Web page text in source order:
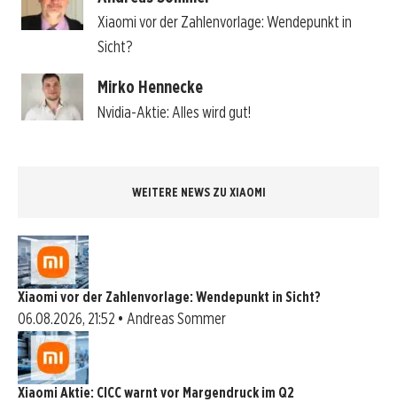
Xiaomi vor der Zahlenvorlage: Wendepunkt in
Sicht?
Mirko Hennecke
Nvidia-Aktie: Alles wird gut!
WEITERE NEWS ZU XIAOMI
Xiaomi vor der Zahlenvorlage: Wendepunkt in Sicht?
06.08.2026, 21:52 • Andreas Sommer
Xiaomi Aktie: CICC warnt vor Margendruck im Q2